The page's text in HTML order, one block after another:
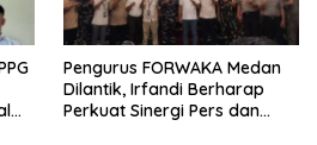
Pengurus FORWAKA Medan
Dilantik, Irfandi Berharap
Perkuat Sinergi Pers dan